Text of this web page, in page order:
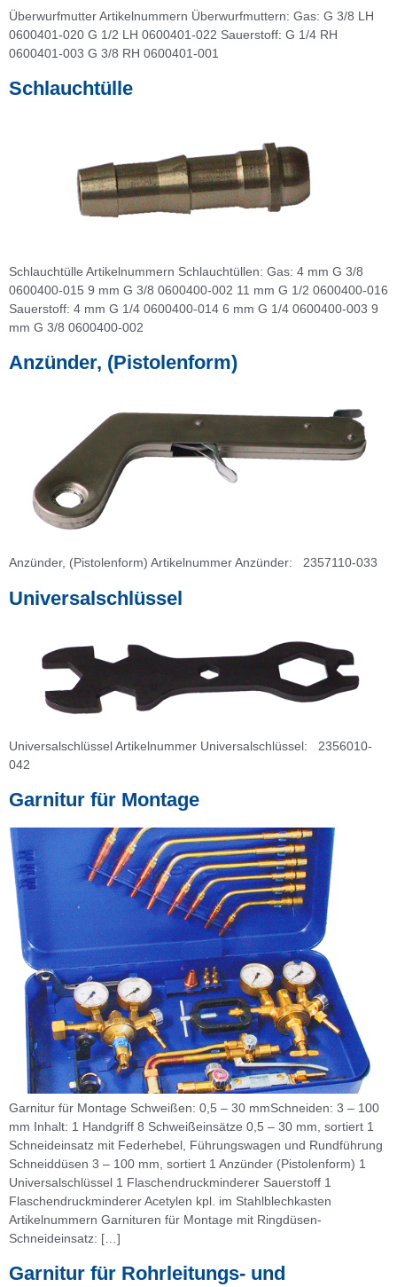
Überwurfmutter Artikelnummern Überwurfmuttern: Gas: G 3/8 LH
0600401-020 G 1/2 LH 0600401-022 Sauerstoff: G 1/4 RH
0600401-003 G 3/8 RH 0600401-001
Schlauchtülle
Schlauchtülle Artikelnummern Schlauchtüllen: Gas: 4 mm G 3/8
0600400-015 9 mm G 3/8 0600400-002 11 mm G 1/2 0600400-016
Sauerstoff: 4 mm G 1/4 0600400-014 6 mm G 1/4 0600400-003 9
mm G 3/8 0600400-002
Anzünder, (Pistolenform)
Anzünder, (Pistolenform) Artikelnummer Anzünder: 2357110-033
Universalschlüssel
Universalschlüssel Artikelnummer Universalschlüssel: 2356010-
042
Garnitur für Montage
Garnitur für Montage Schweißen: 0,5 – 30 mmSchneiden: 3 – 100
mm Inhalt: 1 Handgriff 8 Schweißeinsätze 0,5 – 30 mm, sortiert 1
Schneideinsatz mit Federhebel, Führungswagen und Rundführung
Schneiddüsen 3 – 100 mm, sortiert 1 Anzünder (Pistolenform) 1
Universalschlüssel 1 Flaschendruckminderer Sauerstoff 1
Flaschendruckminderer Acetylen kpl. im Stahlblechkasten
Artikelnummern Garnituren für Montage mit Ringdüsen-
Schneideinsatz: […]
Garnitur für Rohrleitungs- und